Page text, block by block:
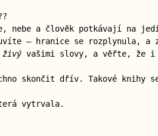
nebe a člověk potkávají na
— hranice se rozplynula, a
živývašimi slovy, a věřte, že i
skončit dřív. Takové knihy
vytrvala.